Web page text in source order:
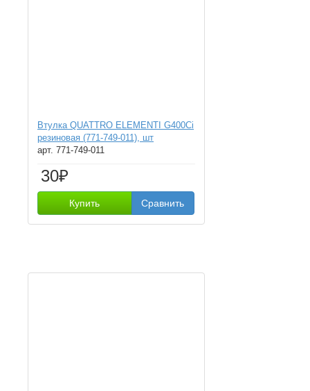
Втулка QUATTRO ELEMENTI G400Ci
резиновая (771-749-011), шт
арт. 771-749-011
30₽
Купить Сравнить